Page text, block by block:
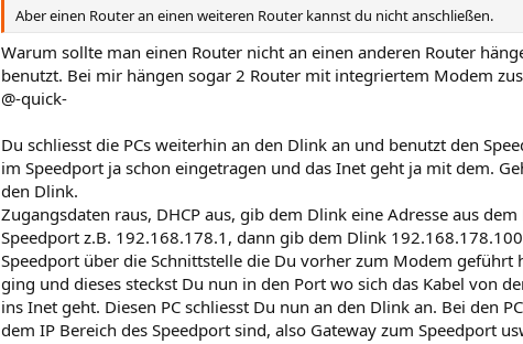
Aber einen Router an einen weiteren Router kannst du nicht anschließen.
Warum sollte man einen Router nicht an einen anderen Router
benutzt. Bei mir hängen sogar 2 Router mit integriertem Modem
@-quick-
Du schliesst die PCs weiterhin an den Dlink an und benutzt den
im Speedport ja schon eingetragen und das Inet geht ja mit dem.
den Dlink.
Zugangsdaten raus, DHCP aus, gib dem Dlink eine Adresse aus
Speedport z.B. 192.168.178.1, dann gib dem Dlink
Speedport über die Schnittstelle die Du vorher zum Modem geführt
ging und dieses steckst Du nun in den Port wo sich das Kabel von
ins Inet geht. Diesen PC schliesst Du nun an den Dlink an. Bei den
dem IP Bereich des Speedport sind, also Gateway zum Speedport